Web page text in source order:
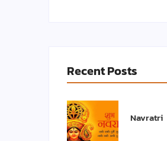
Recent Posts
Navratri